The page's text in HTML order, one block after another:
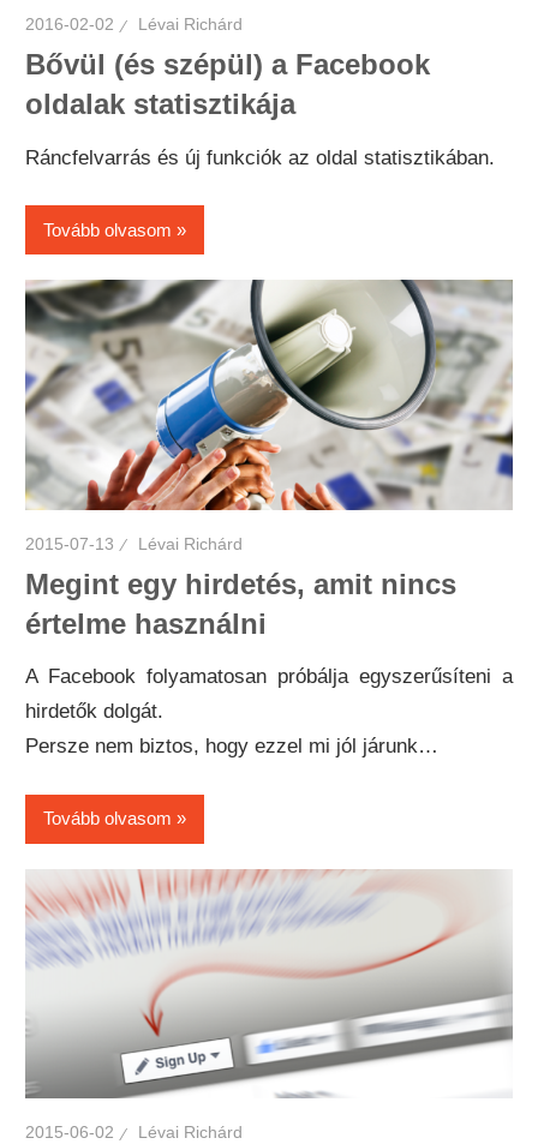
2016-02-02 Lévai Richárd
Bővül (és szépül) a Facebook
oldalak statisztikája
Ráncfelvarrás és új funkciók az oldal statisztikában.
Tovább olvasom
2015-07-13 Lévai Richárd
Megint egy hirdetés, amit nincs
értelme használni
A Facebook folyamatosan próbálja egyszerűsíteni a
hirdetők dolgát.
Persze nem biztos, hogy ezzel mi jól járunk…
Tovább olvasom
2015-06-02 Lévai Richárd